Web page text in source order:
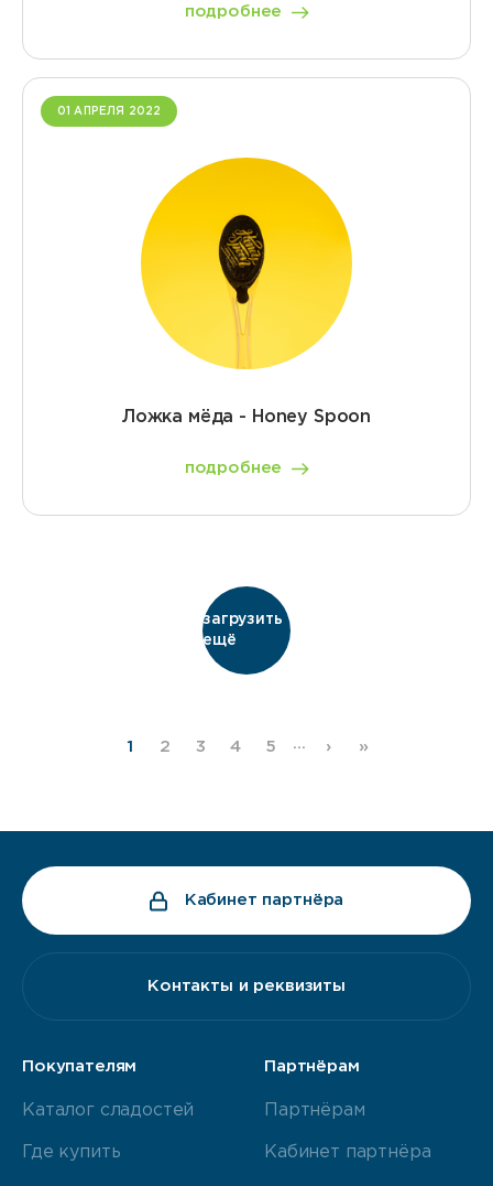
подробнее
01 АПРЕЛЯ 2022
Ложка мёда - Honey Spoon
подробнее
загрузить
ещё
1 2 3 4 5 › »
Кабинет партнёра
Контакты и реквизиты
Покупателям
Каталог сладостей
Где купить
Партнёрам
Партнёрам
Кабинет партнёра